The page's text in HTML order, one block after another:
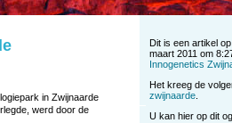
in Zwijnaarde
werd door de
Dit is een artikel op
maart 2011 om
Innogenetics
Het kreeg de
zwijnaarde
U kan hier op dit